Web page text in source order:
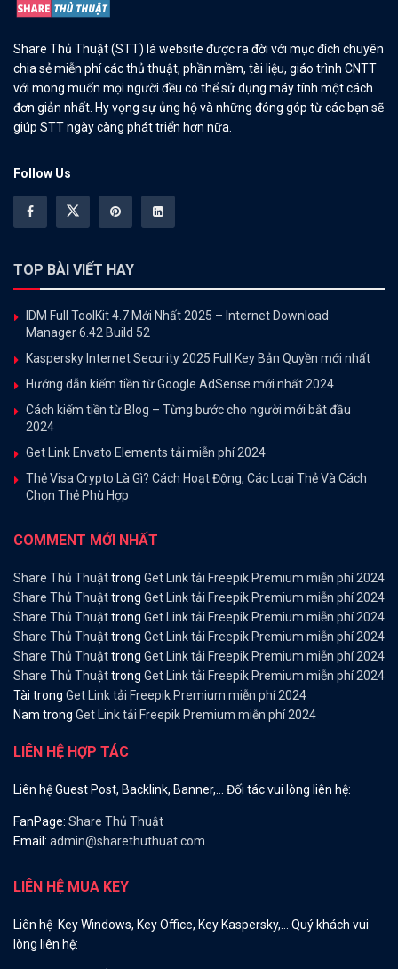
Share Thủ Thuật (STT) là website được ra đời với mục đích chuyên
chia sẻ miễn phí các thủ thuật, phần mềm, tài liệu, giáo trình CNTT
với mong muốn mọi người đều có thể sử dụng máy tính một cách
đơn giản nhất. Hy vọng sự ủng hộ và những đóng góp từ các bạn sẽ
giúp STT ngày càng phát triển hơn nữa.
Follow Us
TOP BÀI VIẾT HAY
IDM Full ToolKit 4.7 Mới Nhất 2025 – Internet Download
Manager 6.42 Build 52
Kaspersky Internet Security 2025 Full Key Bản Quyền mới nhất
Hướng dẫn kiếm tiền từ Google AdSense mới nhất 2024
Cách kiếm tiền từ Blog – Từng bước cho người mới bắt đầu
2024
Get Link Envato Elements tải miễn phí 2024
Thẻ Visa Crypto Là Gì? Cách Hoạt Động, Các Loại Thẻ Và Cách
Chọn Thẻ Phù Hợp
COMMENT MỚI NHẤT
Share Thủ Thuậttrong Get Link tải Freepik Premium miễn phí 2024
Share Thủ Thuậttrong Get Link tải Freepik Premium miễn phí 2024
Share Thủ Thuậttrong Get Link tải Freepik Premium miễn phí 2024
Share Thủ Thuậttrong Get Link tải Freepik Premium miễn phí 2024
Share Thủ Thuậttrong Get Link tải Freepik Premium miễn phí 2024
Share Thủ Thuậttrong Get Link tải Freepik Premium miễn phí 2024
Tài trong Get Link tải Freepik Premium miễn phí 2024
Nam trong Get Link tải Freepik Premium miễn phí 2024
LIÊN HỆ HỢP TÁC
Liên hệ Guest Post, Backlink, Banner,… Đối tác vui lòng liên hệ:
FanPage: Share Thủ Thuật
Email: admin@sharethuthuat.com
LIÊN HỆ MUA KEY
Liên hệ Key Windows, Key Office, Key Kaspersky,… Quý khách vui
lòng liên hệ: